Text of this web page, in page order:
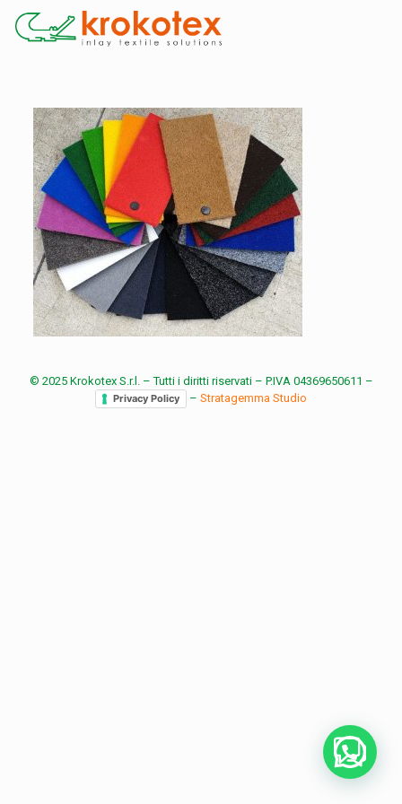
© 2025 Krokotex S.r.l. – Tutti i diritti riservati – P.IVA 04369650611 –
Privacy Policy – Stratagemma Studio